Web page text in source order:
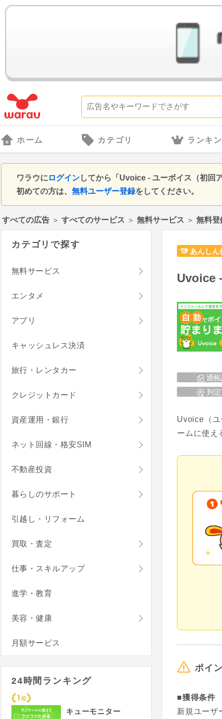
ホーム カテゴリ ランキ
ワラウに ログインしてから「Uvoice - ユーボイス（初回
初めての方は、 無料ユーザー登録をしてください。
すべての広告 ＞ すべてのサービス ＞ 無料サービス ＞ 無料登
あんしん
Uvoice
通
判
Uvoice（ユ
ームに使え
ポイ
■獲得条件
新規ユーザ
カテゴリで探す
無料サービス
エンタメ
アプリ
キャッシュレス決済
旅行・レンタカー
クレジットカード
資産運用・銀行
ネット回線・格安SIM
不動産投資
暮らしのサポート
引越し・リフォーム
買取・査定
仕事・スキルアップ
進学・教育
美容・健康
月額サービス
24時間ランキング
キューモニター